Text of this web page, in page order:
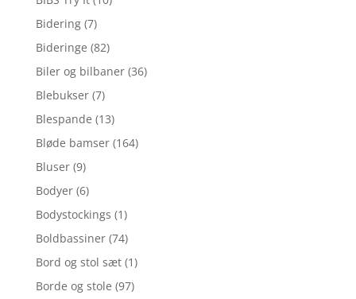
Bidering (7)
Bideringe (82)
Biler og bilbaner (36)
Blebukser (7)
Blespande (13)
Bløde bamser (164)
Bluser (9)
Bodyer (6)
Bodystockings (1)
Boldbassiner (74)
Bord og stol sæt (1)
Borde og stole (97)